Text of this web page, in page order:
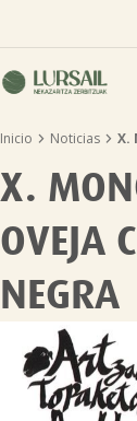
Quiénes
Servicios
Servicios
Inicio  Noticias  X.
X.
OVEJA
NEGRA